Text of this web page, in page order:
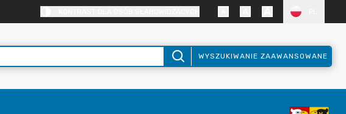
WYSZUKIWANIE ZAAWANSOWANE